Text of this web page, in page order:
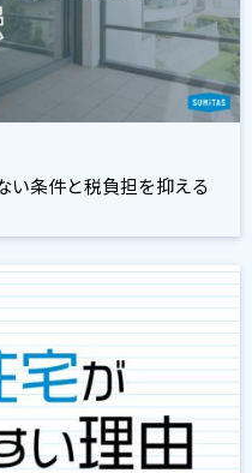
い条件と税負担を抑える